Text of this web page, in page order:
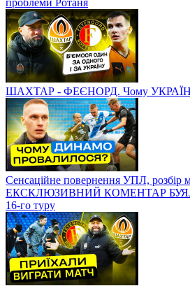
ШАХТАР - ФЕЄНОРД. Чому УКРАЇНА
Сенсаційне повернення УПЛ, розбір
ЕКСКЛЮЗИВНИЙ КОМЕНТАР
16-го туру